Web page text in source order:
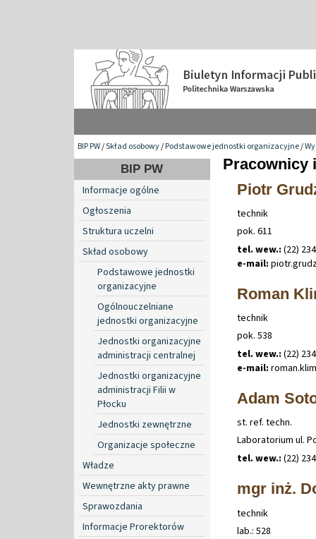
BIP PW/Skład osobowy/Podstawowe jednostki organizacyjne/
BIP PW
Informacje ogólne
Ogłoszenia
Struktura uczelni
Skład osobowy
Podstawowe jednostki
organizacyjne
Ogólnouczelniane
jednostki organizacyjne
Jednostki organizacyjne
administracji centralnej
Jednostki organizacyjne
administracji Filii w
Płocku
Jednostki zewnętrzne
Organizacje społeczne
Władze
Wewnętrzne akty prawne
Sprawozdania
Informacje Prorektorów
Pracownicy
Piotr
technik
pok. 611
tel. wew.: (22)
e-mail: piotr.
Roman
technik
pok. 538
tel. wew.: (22)
e-mail: roman.
Adam
st. ref. techn.
Laboratorium ul.
tel. wew.: (22)
mgr inż.
technik
lab.: 528